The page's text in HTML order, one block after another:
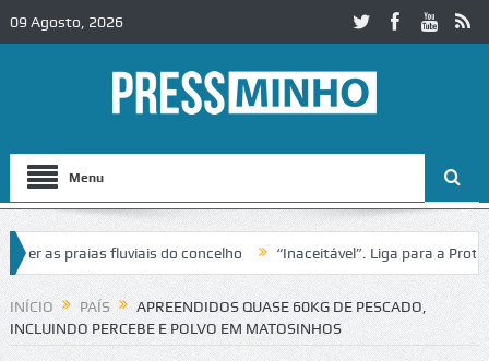
09 Agosto, 2026
Menu
praias fluviais do concelho “Inaceitável”. Liga para a Proteção
de trânsito no IC2 em Alcobaça Igreja do Castelo de
INÍCIO PAÍS
APREENDIDOS QUASE 60KG DE PESCADO,
INCLUINDO PERCEBE E POLVO EM MATOSINHOS